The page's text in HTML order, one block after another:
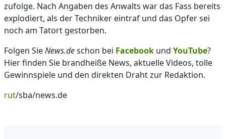
zufolge. Nach Angaben des Anwalts war das Fass bereits
explodiert, als der Techniker eintraf und das Opfer sei
noch am Tatort gestorben.
Folgen SieNews.deschon bei Facebook und YouTube?
Hier finden Sie brandheiße News, aktuelle Videos, tolle
Gewinnspiele und den direkten Draht zur Redaktion.
rut/sba/news.de